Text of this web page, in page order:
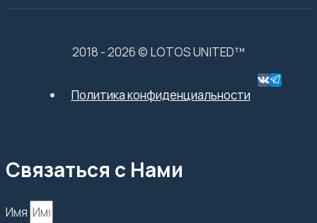
2018 - 2026 © LOTOS UNITED™
Политика конфиденциальности
Связаться с Нами
Имя